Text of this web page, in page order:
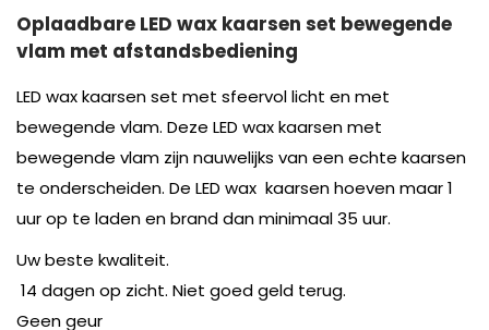
Oplaadbare LED wax kaarsen set bewegende
vlam met afstandsbediening
LED wax kaarsen set met sfeervol licht en met
bewegende vlam. Deze LED wax kaarsen met
bewegende vlam zijn nauwelijks van een echte kaarsen
te onderscheiden. De LED wax kaarsen hoeven maar 1
uur op te laden en brand dan minimaal 35 uur.
Uw beste kwaliteit.
14 dagen op zicht. Niet goed geld terug.
Geen geur